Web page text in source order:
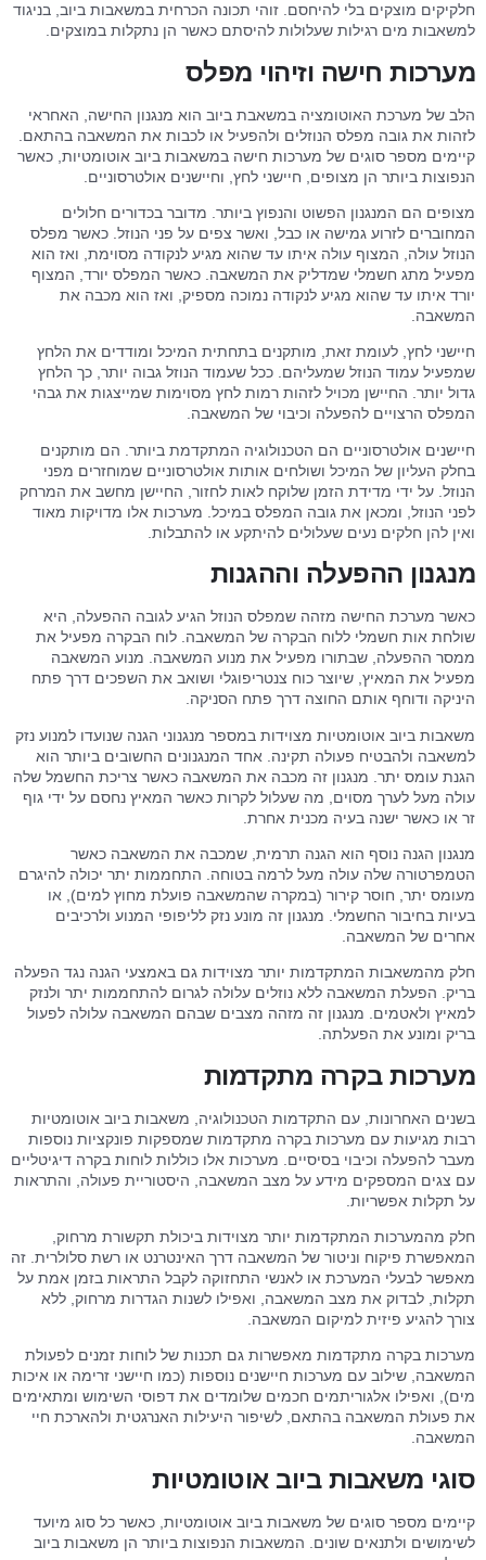
חלקיקים מוצקים בלי להיחסם. זוהי תכונה הכרחית במשאבות ביוב, בניגוד
למשאבות מים רגילות שעלולות להיסתם כאשר הן נתקלות במוצקים.
מערכות חישה וזיהוי מפלס
הלב של מערכת האוטומציה במשאבת ביוב הוא מנגנון החישה, האחראי
לזהות את גובה מפלס הנוזלים ולהפעיל או לכבות את המשאבה בהתאם.
קיימים מספר סוגים של מערכות חישה במשאבות ביוב אוטומטיות, כאשר
הנפוצות ביותר הן מצופים, חיישני לחץ, וחיישנים אולטרסוניים.
מצופים הם המנגנון הפשוט והנפוץ ביותר. מדובר בכדורים חלולים
המחוברים לזרוע גמישה או כבל, ואשר צפים על פני הנוזל. כאשר מפלס
הנוזל עולה, המצוף עולה איתו עד שהוא מגיע לנקודה מסוימת, ואז הוא
מפעיל מתג חשמלי שמדליק את המשאבה. כאשר המפלס יורד, המצוף
יורד איתו עד שהוא מגיע לנקודה נמוכה מספיק, ואז הוא מכבה את
המשאבה.
חיישני לחץ, לעומת זאת, מותקנים בתחתית המיכל ומודדים את הלחץ
שמפעיל עמוד הנוזל שמעליהם. ככל שעמוד הנוזל גבוה יותר, כך הלחץ
גדול יותר. החיישן מכויל לזהות רמות לחץ מסוימות שמייצגות את גבהי
המפלס הרצויים להפעלה וכיבוי של המשאבה.
חיישנים אולטרסוניים הם הטכנולוגיה המתקדמת ביותר. הם מותקנים
בחלק העליון של המיכל ושולחים אותות אולטרסוניים שמוחזרים מפני
הנוזל. על ידי מדידת הזמן שלוקח לאות לחזור, החיישן מחשב את המרחק
לפני הנוזל, ומכאן את גובה המפלס במיכל. מערכות אלו מדויקות מאוד
ואין להן חלקים נעים שעלולים להיתקע או להתבלות.
מנגנון ההפעלה וההגנות
כאשר מערכת החישה מזהה שמפלס הנוזל הגיע לגובה ההפעלה, היא
שולחת אות חשמלי ללוח הבקרה של המשאבה. לוח הבקרה מפעיל את
ממסר ההפעלה, שבתורו מפעיל את מנוע המשאבה. מנוע המשאבה
מפעיל את המאיץ, שיוצר כוח צנטריפוגלי ושואב את השפכים דרך פתח
היניקה ודוחף אותם החוצה דרך פתח הסניקה.
משאבות ביוב אוטומטיות מצוידות במספר מנגנוני הגנה שנועדו למנוע נזק
למשאבה ולהבטיח פעולה תקינה. אחד המנגנונים החשובים ביותר הוא
הגנת עומס יתר. מנגנון זה מכבה את המשאבה כאשר צריכת החשמל שלה
עולה מעל לערך מסוים, מה שעלול לקרות כאשר המאיץ נחסם על ידי גוף
זר או כאשר ישנה בעיה מכנית אחרת.
מנגנון הגנה נוסף הוא הגנה תרמית, שמכבה את המשאבה כאשר
הטמפרטורה שלה עולה מעל לרמה בטוחה. התחממות יתר יכולה להיגרם
מעומס יתר, חוסר קירור (במקרה שהמשאבה פועלת מחוץ למים), או
בעיות בחיבור החשמלי. מנגנון זה מונע נזק לליפופי המנוע ולרכיבים
אחרים של המשאבה.
חלק מהמשאבות המתקדמות יותר מצוידות גם באמצעי הגנה נגד הפעלה
בריק. הפעלת המשאבה ללא נוזלים עלולה לגרום להתחממות יתר ולנזק
למאיץ ולאטמים. מנגנון זה מזהה מצבים שבהם המשאבה עלולה לפעול
בריק ומונע את הפעלתה.
מערכות בקרה מתקדמות
בשנים האחרונות, עם התקדמות הטכנולוגיה, משאבות ביוב אוטומטיות
רבות מגיעות עם מערכות בקרה מתקדמות שמספקות פונקציות נוספות
מעבר להפעלה וכיבוי בסיסיים. מערכות אלו כוללות לוחות בקרה דיגיטליים
עם צגים המספקים מידע על מצב המשאבה, היסטוריית פעולה, והתראות
על תקלות אפשריות.
חלק מהמערכות המתקדמות יותר מצוידות ביכולת תקשורת מרחוק,
המאפשרת פיקוח וניטור של המשאבה דרך האינטרנט או רשת סלולרית. זה
מאפשר לבעלי המערכת או לאנשי התחזוקה לקבל התראות בזמן אמת על
תקלות, לבדוק את מצב המשאבה, ואפילו לשנות הגדרות מרחוק, ללא
צורך להגיע פיזית למיקום המשאבה.
מערכות בקרה מתקדמות מאפשרות גם תכנות של לוחות זמנים לפעולת
המשאבה, שילוב עם מערכות חיישנים נוספות (כמו חיישני זרימה או איכות
מים), ואפילו אלגוריתמים חכמים שלומדים את דפוסי השימוש ומתאימים
את פעולת המשאבה בהתאם, לשיפור היעילות האנרגטית ולהארכת חיי
המשאבה.
סוגי משאבות ביוב אוטומטיות
קיימים מספר סוגים של משאבות ביוב אוטומטיות, כאשר כל סוג מיועד
לשימושים ולתנאים שונים. המשאבות הנפוצות ביותר הן משאבות ביוב